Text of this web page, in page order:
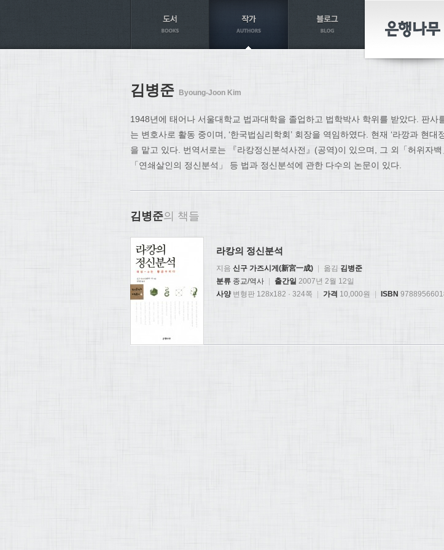
김병준 Byoung-Joon Kim
1948년에 태어나 서울대학교 법과대학을 졸업하고 법학박사 학위를 받았다. 판사
는 변호사로 활동 중이며, ‘한국법심리학회’ 회장을 역임하였다. 현재 ‘라깡과 현대
을 맡고 있다. 번역서로는 『라캉정신분석사전』(공역)이 있으며, 그 외「허위자백
「연쇄살인의 정신분석」 등 법과 정신분석에 관한 다수의 논문이 있다.
김병준의 책들
라캉의 정신분석
지음 신구 가즈시게(新宮一成) 옮김 김병준
분류 종교/역사 | 출간일 2007년 2월 12일
사양변형판 128x182 · 324쪽 | 가격 10,000원 | ISBN